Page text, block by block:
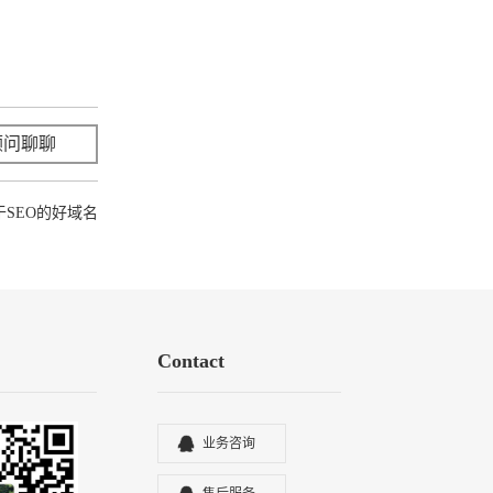
聊聊
的好域名
Contact
业务咨询